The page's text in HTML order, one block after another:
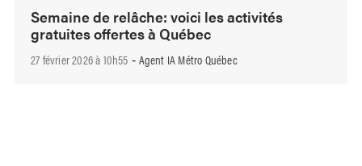
Semaine de relâche: voici les activités
gratuites offertes à Québec
27 février 2026 à 10h55 - Agent IA Métro Québec